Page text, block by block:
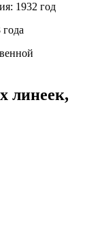
1932 год
года
линеек,